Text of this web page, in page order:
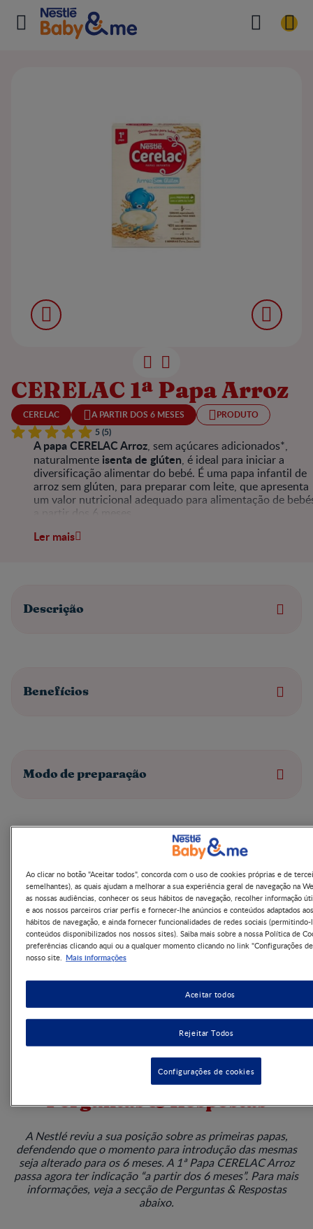
CERELAC 1ª Papa Arroz
CERELAC A PARTIR DOS 6 MESES
PRODUTO
5 (5)
A papa CERELAC Arroz, sem açúcares adicionados*,
naturalmente isenta de glúten, é ideal para iniciar a
diversificação alimentar do bebé. É uma papa infantil de
arroz sem glúten, para preparar com leite, que apresenta
um valor nutricional adequado para alimentação de
a partir dos 6 meses.
Ler mais
Descrição
Benefícios
Modo de preparação
Ingredientes
Tabela nutricional
Perguntas & Respostas
A Nestlé reviu a sua posição sobre as primeiras papas,
defendendo que o momento para introdução das mesmas
seja alterado para os 6 meses. A 1ª Papa CERELAC Arroz
passa agora ter indicação “a partir dos 6 meses”. Para mais
informações, veja a secção de Perguntas & Respostas
abaixo.
Ao clicar no botão "Aceitar todos", concorda com o uso de cookies próprias e de
semelhantes), as quais ajudam a melhorar a sua experiência geral de navegação na
as nossas audiências, conhecer os seus hábitos de navegação, recolher informação
e aos nossos parceiros criar perfis e fornecer-lhe anúncios e conteúdos adaptados
hábitos de navegação, e ainda fornecer funcionalidades de redes sociais
conteúdos disponibilizados nos nossos sites). Saiba mais sobre a nossa Política de
preferências clicando aqui ou a qualquer momento clicando no link "Configurações
nosso site. Mais informações
Rejeitar Todos
Aceitar todos
Configurações de cookies